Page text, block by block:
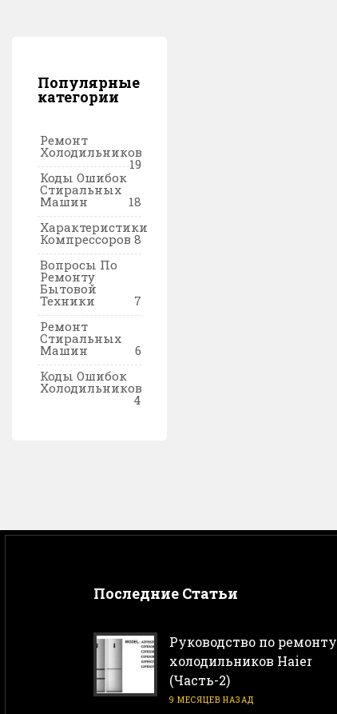
Популярные
категории
Ремонт
Холодильников
19
Коды Ошибок
Стиральных
Машин
18
Характеристики
Компрессоров 8
Вопросы По
Ремонту
Бытовой
Техники
7
Ремонт
Стиральных
Машин
6
Коды Ошибок
Холодильников
4
Последние Статьи
Руководство по ремонту
холодильников Haier
(Часть-2)
9 МЕСЯЦЕВ НАЗАД